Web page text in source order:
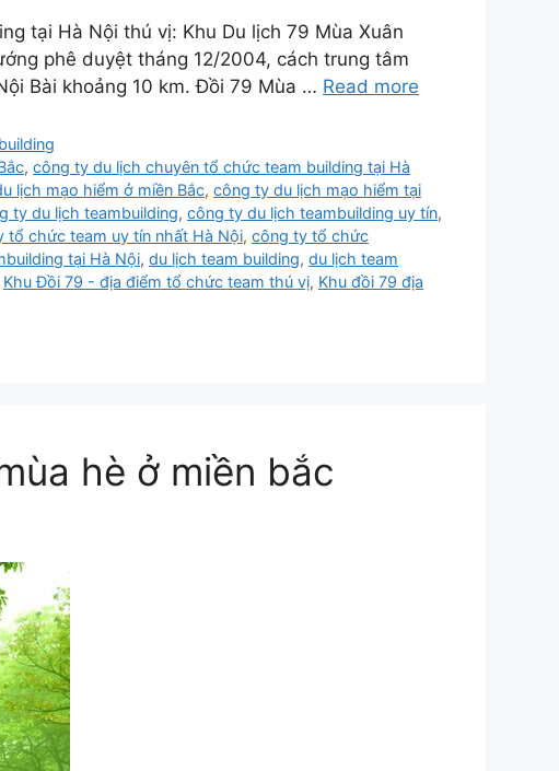
tại Hà Nội thú vị: Khu Du lịch 79 Mùa Xuân
phê duyệt tháng 12/2004, cách trung tâm
Bài khoảng 10 km. Đồi 79 Mùa … Read more
,công ty du lịch chuyên tổ chức team building tại Hà
lịch mạo hiểm ở miền Bắc, công ty du lịch mạo hiểm tại
ty du lịch teambuilding, công ty du lịch teambuilding uy tín,
tổ chức team uy tín nhất Hà Nội, công ty tổ chức
tại Hà Nội, du lịch team building, du lịch team
Khu Đồi 79 - địa điểm tổ chức team thú vị, Khu đồi 79 địa
hè ở miền bắc